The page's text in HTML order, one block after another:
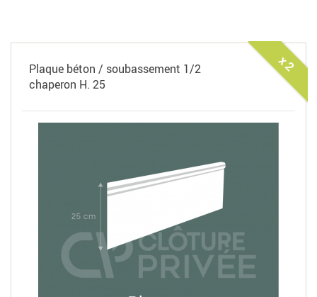
x 2
Plaque béton / soubassement 1/2
chaperon H. 25